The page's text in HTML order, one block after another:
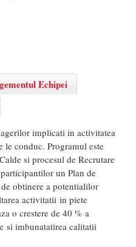
Echipei
implicati in activitatea
le conduc. Programul este
si procesul de Recrutare
un Plan de
obtinere a potentialilor
activitatii in piete
o crestere de 40 % a
si imbunatatirea calitatii